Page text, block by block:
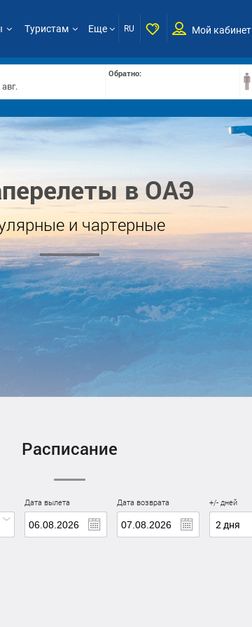
Туристам Еще RU Мой кабинет
Обратно:
в ОАЭ
и чартерные
Расписание
Дата вылета Дата возврата +/- дней
2 дня